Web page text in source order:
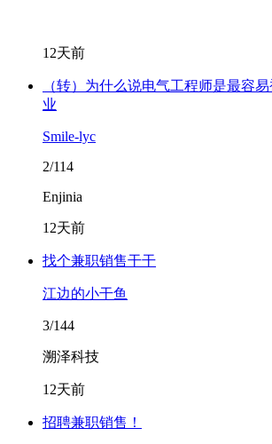
12天前
（转）为什么说电气工程师是最容
业
Smile-lyc
2/114
Enjinia
12天前
找个兼职销售干干
江边的小干鱼
3/144
溯泽科技
12天前
招聘兼职销售！